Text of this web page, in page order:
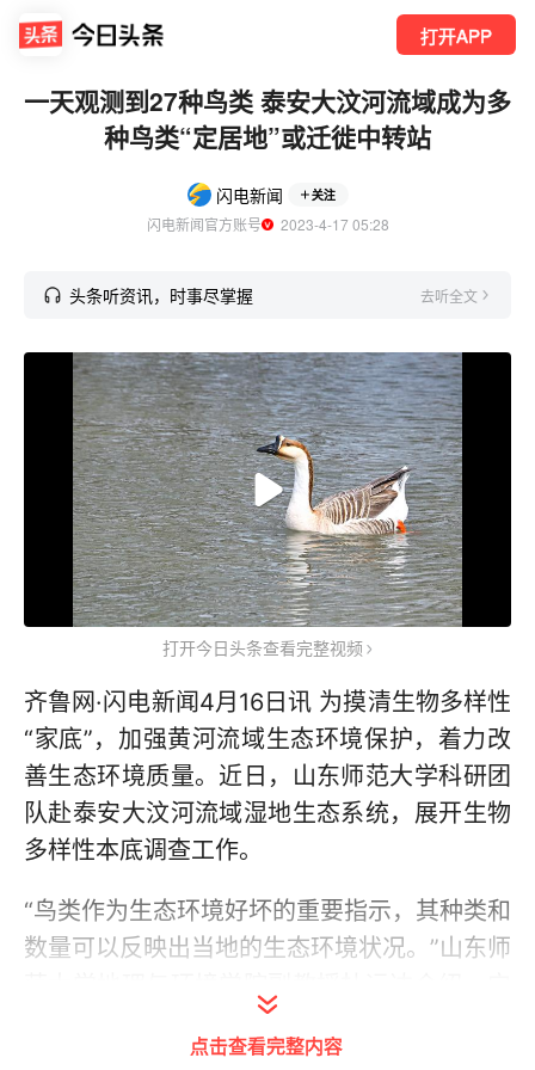
打开APP
一天观测到27种鸟类 泰安大汶河流域成为多
种鸟类“定居地”或迁徙中转站
闪电新闻 关注
闪电新闻官方账号
  2023-4-17 05:28
头条听资讯，时事尽掌握 去听全文
打开今日头条查看完整视频
齐鲁网·闪电新闻4月16日讯 为摸清生物多样性
“家底”，加强黄河流域生态环境保护，着力改
善生态环境质量。近日，山东师范大学科研团
队赴泰安大汶河流域湿地生态系统，展开生物
多样性本底调查工作。
“鸟类作为生态环境好坏的重要指示，其种类和
数量可以反映出当地的生态环境状况。”山东师
阳县大汶河省级湿地公园属于典型的河流湿地
生态系统，鸟类的多样性和保有量，能够反映
点击查看完整内容